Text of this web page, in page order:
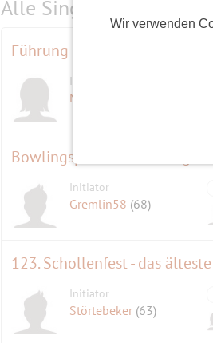
Wir verwenden
Alle Single-Events am
Führung im Buddhistischen
Initiatorin
Marion
Bowlingspass am
Initiator
Gremlin58 (68)
Initiator
Störtebeker (63)